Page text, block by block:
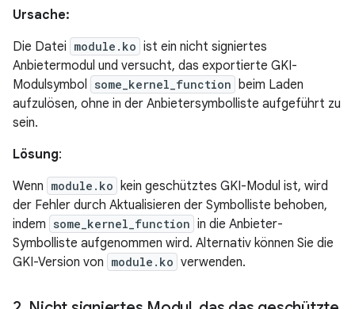
Ursache:
Die Datei module.ko ist ein nicht signiertes
Anbietermodul und versucht, das exportierte GKI-
Modulsymbol some_kernel_function beim Laden
aufzulösen, ohne in der Anbietersymbolliste aufgeführt zu
sein.
Lösung:
Wenn module.ko kein geschütztes GKI-Modul ist, wird
der Fehler durch Aktualisieren der Symbolliste behoben,
indem some_kernel_function in die Anbieter-
Symbolliste aufgenommen wird. Alternativ können Sie die
GKI-Version von module.ko verwenden.